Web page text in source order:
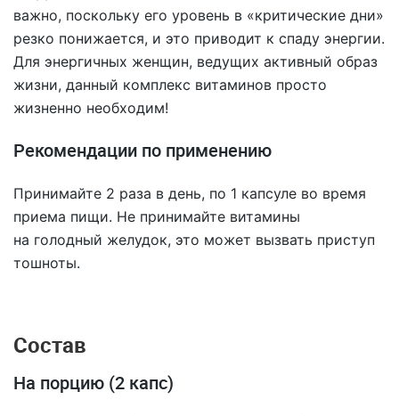
важно, поскольку его уровень в «критические дни»
резко понижается, и это приводит к спаду энергии.
Для энергичных женщин, ведущих активный образ
жизни, данный комплекс витаминов просто
жизненно необходим!
Рекомендации по применению
Принимайте 2 раза в день, по 1 капсуле во время
приема пищи. Не принимайте витамины
на голодный желудок, это может вызвать приступ
тошноты.
Состав
На порцию (2 капс)